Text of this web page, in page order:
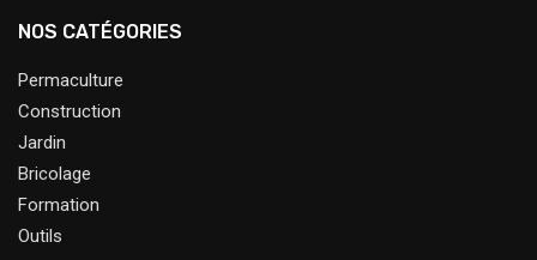
NOS CATÉGORIES
Permaculture
Construction
Jardin
Bricolage
Formation
Outils